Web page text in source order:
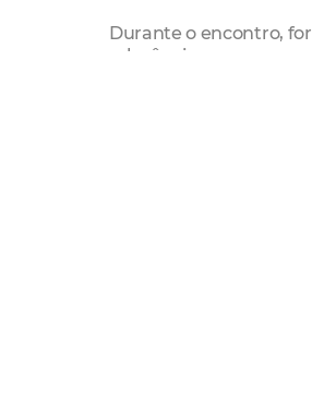
Durante o encontro,
relevância para a